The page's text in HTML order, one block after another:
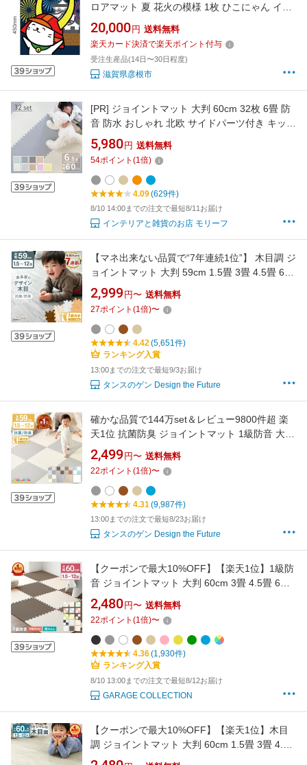
ロアマット 夏 花火の模様 1枚 ひこにゃん イン
テリア キッチンマット マット かわいい ご当地
キャラクター 滋賀 彦根
20,000 円 送料無料
楽天カード決済で楽天ポイント付与
受注生産品(14日〜30日程度)
滋賀県彦根市
[PR] ジョイントマット 大判 60cm 32枚 6畳 防
音 防水 おしゃれ 北欧 サイドパーツ付き キッズ
マット ベビーマット プレイマット フロアマッ
ト クッションマット カーペット パズルマット
キッズラグ 敷物 子供 赤ちゃん ペット かわいい
eva 子供部屋 リビング 引っ越し
5,980 円 送料無料
54ポイント (1倍)
4.09(629件)
8/10 14:00までの注文で最短8/11お届け
インテリアと雑貨のお店 モリーフ
【マネ出来ない品質で“7年連続1位”】 木目調 ジ
ョイントマット 大判 59cm 1.5畳 3畳 4.5畳 6畳
12畳 1級防音 抗菌 防臭 木目 フロアマット 床暖
房対応 プレイマット パズルマット クッション
マット キッズマット マット ベビー 赤ちゃん
2,999 円〜 送料無料
27ポイント (1倍)〜
4.42(5,651件)
ランキング入賞
13:00までの注文で最短9/3お届け
タンスのゲン Design the Future
確かな品質で144万set＆レビュー9800件超 楽
天1位 抗菌防臭 ジョイントマット 1級防音 大判
59cm 単色 床暖房対応 フロアマット 1.5畳 3畳
4.5畳 6畳 12畳 プレイマット キッズマット ベ
ビーマット クッションマット マット パズルマ
ット
2,499 円〜 送料無料
22ポイント (1倍)〜
4.31(9,987件)
13:00までの注文で最短8/23お届け
タンスのゲン Design the Future
【クーポンで最大10%OFF】【楽天1位】1級防
音 ジョイントマット 大判 60cm 3畳 4.5畳 6畳
12畳 サイドパーツ付 プレイマット ベビーマッ
ト 赤ちゃん ジョイント 床暖房対応 抗菌 防臭
フロアマット キッズマット カーペット キッズ
マット カラフル 物質検査済
2,480 円〜 送料無料
22ポイント (1倍)〜
4.36(1,930件)
ランキング入賞
8/10 13:00までの注文で最短8/12お届け
GARAGE COLLECTION
【クーポンで最大10%OFF】【楽天1位】木目
調 ジョイントマット 大判 60cm 1.5畳 3畳 4.5
畳 6畳 12畳 1級防音 抗菌 防臭 木目 カーペット